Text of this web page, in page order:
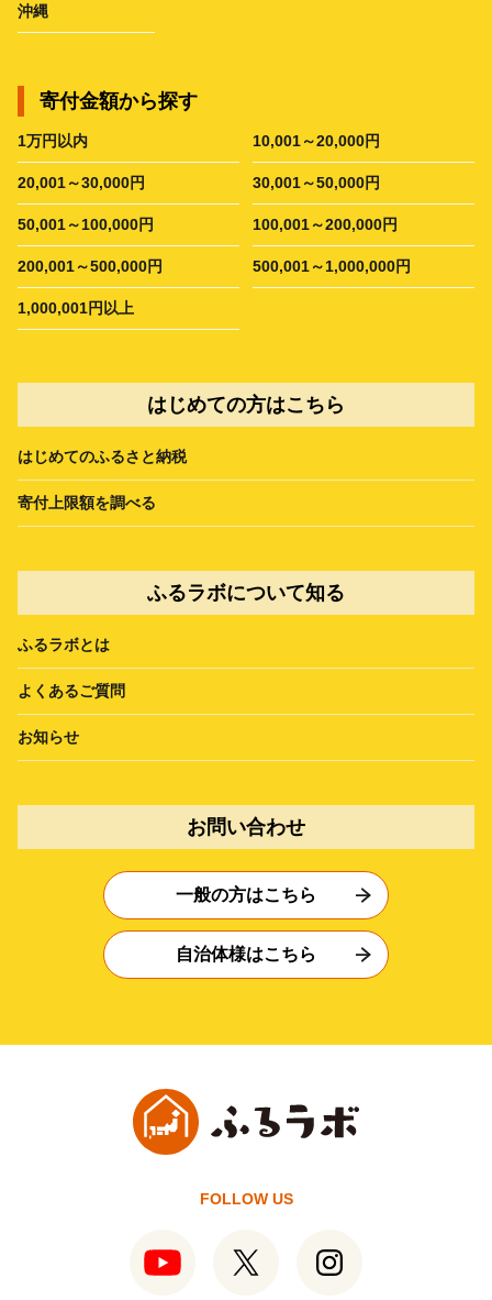
沖縄
寄付金額から探す
1万円以内 10,001～20,000円
20,001～30,000円 30,001～50,000円
50,001～100,000円 100,001～200,000円
200,001～500,000円 500,001～1,000,000円
1,000,001円以上
はじめての方はこちら
はじめてのふるさと納税
寄付上限額を調べる
ふるラボについて知る
ふるラボとは
よくあるご質問
お知らせ
お問い合わせ
一般の方はこちら
自治体様はこちら
FOLLOW US